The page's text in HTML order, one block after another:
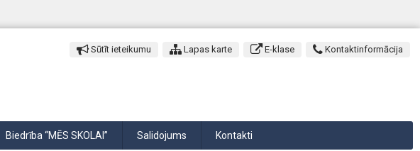
Sūtīt ieteikumu Lapas karte E-klase Kontaktinformācija
Biedrība “MĒS SKOLAI” Salidojums Kontakti